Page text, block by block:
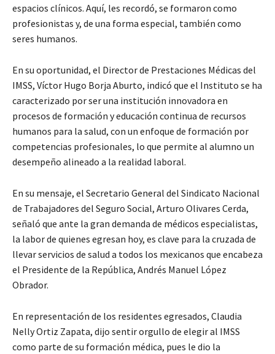
espacios clínicos. Aquí, les recordó, se formaron como
profesionistas y, de una forma especial, también como
seres humanos.
En su oportunidad, el Director de Prestaciones Médicas del
IMSS, Víctor Hugo Borja Aburto, indicó que el Instituto se ha
caracterizado por ser una institución innovadora en
procesos de formación y educación continua de recursos
humanos para la salud, con un enfoque de formación por
competencias profesionales, lo que permite al alumno un
desempeño alineado a la realidad laboral.
En su mensaje, el Secretario General del Sindicato Nacional
de Trabajadores del Seguro Social, Arturo Olivares Cerda,
señaló que ante la gran demanda de médicos especialistas,
la labor de quienes egresan hoy, es clave para la cruzada de
llevar servicios de salud a todos los mexicanos que encabeza
el Presidente de la República, Andrés Manuel López
Obrador.
En representación de los residentes egresados, Claudia
Nelly Ortiz Zapata, dijo sentir orgullo de elegir al IMSS
como parte de su formación médica, pues le dio la